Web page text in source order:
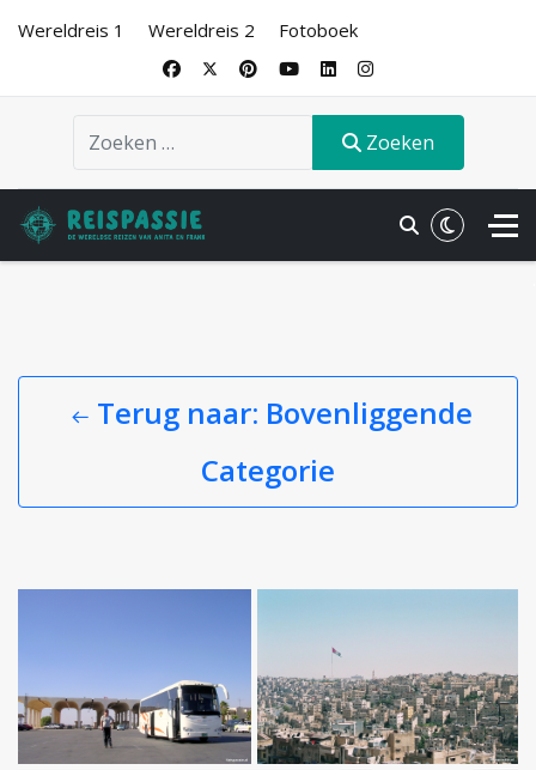
Wereldreis 1 Wereldreis 2 Fotoboek
Zoeken Zoeken
Terug naar: Bovenliggende
Categorie